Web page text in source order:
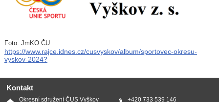
Foto: JmKO ČU
https://www.rajce.idnes.cz/cusvyskov/album/sportovec-okresu-
vyskov-2024?
Kontakt
Okresní sdružení ČUS Vyškov
+420 733 539 146